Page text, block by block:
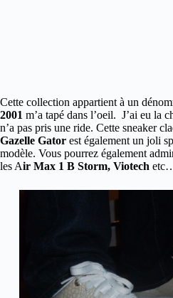
Cette collection appartient à un
2001 m’a tapé dans l’oeil. J’ai eu la
n’a pas pris une ride. Cette sneaker
Gazelle Gator est également un joli
modèle. Vous pourrez également
les Air Max 1 B Storm, Viotech